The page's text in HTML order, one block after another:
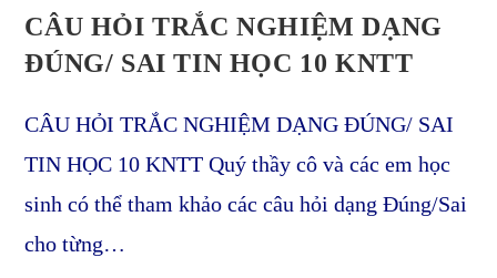
CÂU HỎI TRẮC NGHIỆM DẠNG
ĐÚNG/ SAI TIN HỌC 10 KNTT
CÂU HỎI TRẮC NGHIỆM DẠNG ĐÚNG/ SAI
TIN HỌC 10 KNTT Quý thầy cô và các em học
sinh có thể tham khảo các câu hỏi dạng Đúng/Sai
cho từng…